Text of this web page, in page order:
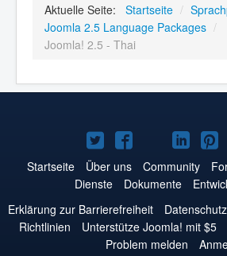
Aktuelle Seite: Startseite /
Joomla 2.5 Language Packages /
Joomla! 2.5 - Thai
Joomla!
auf
Twitter
Joomla!
auf
Facebook
Joomla!
auf
YouTube
auf
Startseite Über uns Community
Dienste
Dokumente
Erklärung zur Barrierefreiheit
Richtlinien
Unterstütze Joomla! mit $5
Problem melden